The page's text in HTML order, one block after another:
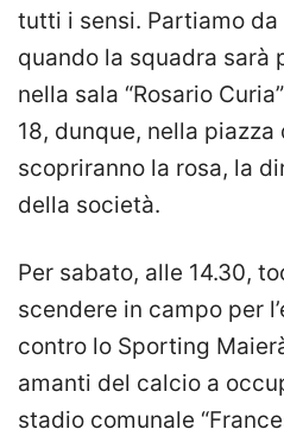
tutti i sensi. Partiamo
quando la squadra sarà
nella sala “Rosario
18, dunque, nella
scopriranno la rosa, la
della società.
Per sabato, alle 14.30,
scendere in campo per
contro lo Sporting
amanti del calcio a
stadio comunale